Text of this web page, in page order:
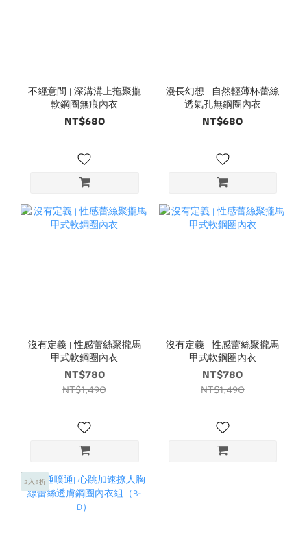
不經意間 | 深溝溝上拖聚攏
軟鋼圈無痕內衣
NT$680
漫長幻想 | 自然輕薄杯蕾絲
透氣孔無鋼圈內衣
NT$680
沒有定義 | 性感蕾絲聚攏馬
甲式軟鋼圈內衣
NT$780
NT$1,490
沒有定義 | 性感蕾絲聚攏馬
甲式軟鋼圈內衣
NT$780
NT$1,490
2入8折